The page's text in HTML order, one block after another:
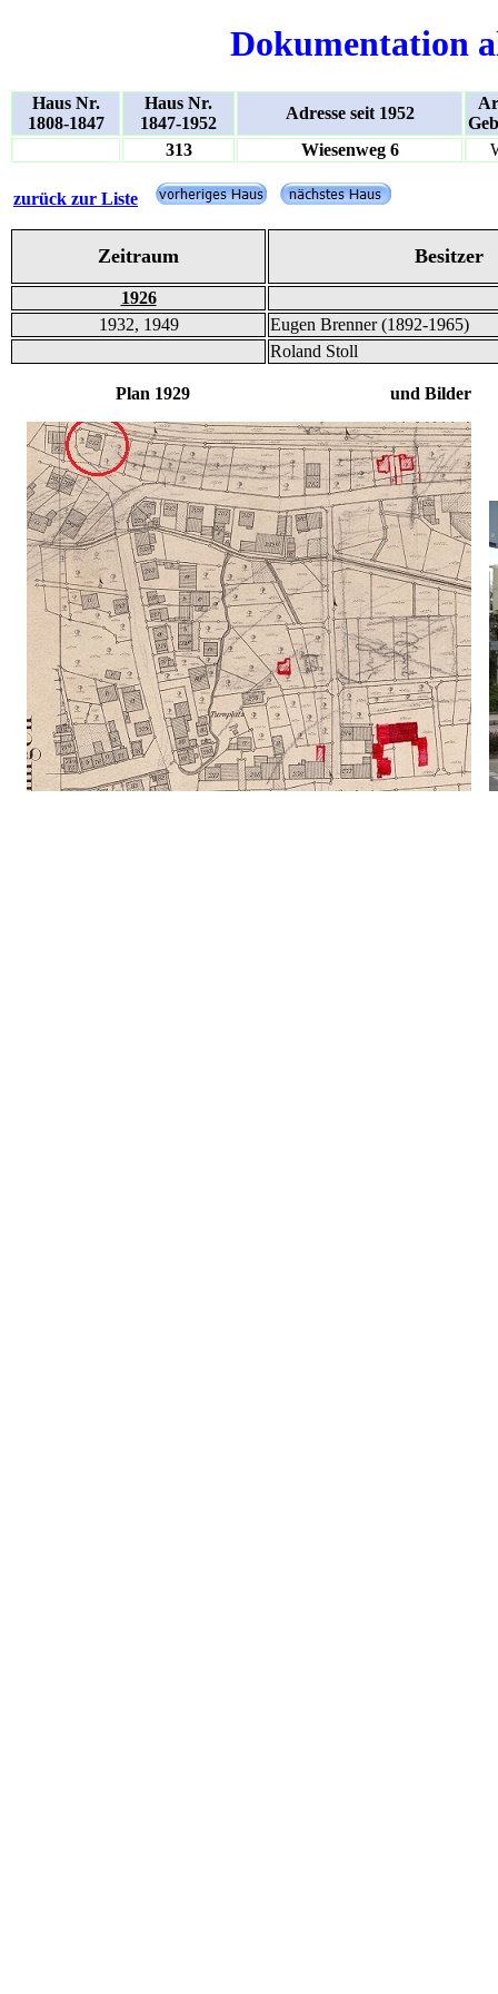
Dokumentation
Haus Nr.
1808-1847
Haus Nr.
1847-1952
Adresse seit 1952
313
Wiesenweg 6
zurück zur Liste
Zeitraum Besitzer
1926
1932, 1949
Eugen Brenner (1892-1965)
Roland Stoll
Plan 1929 und Bilder